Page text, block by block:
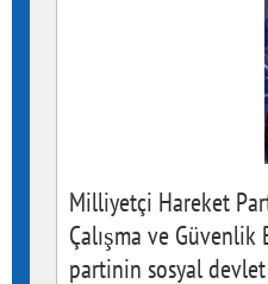
Milliyetçi Hareket
Çalışma ve Güvenlik
partinin sosyal devlet